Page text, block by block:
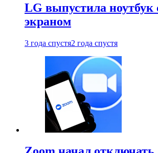
LG выпустила ноутбук
экраном
3 года спустя2 года спустя